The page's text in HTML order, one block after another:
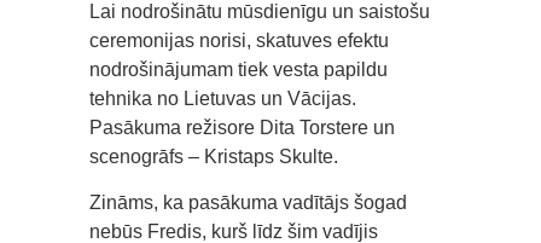
Lai nodrošinātu mūsdienīgu un saistošu
ceremonijas norisi, skatuves efektu
nodrošinājumam tiek vesta papildu
tehnika no Lietuvas un Vācijas.
Pasākuma režisore Dita Torstere un
scenogrāfs – Kristaps Skulte.
Zināms, ka pasākuma vadītājs šogad
nebūs Fredis, kurš līdz šim vadījis